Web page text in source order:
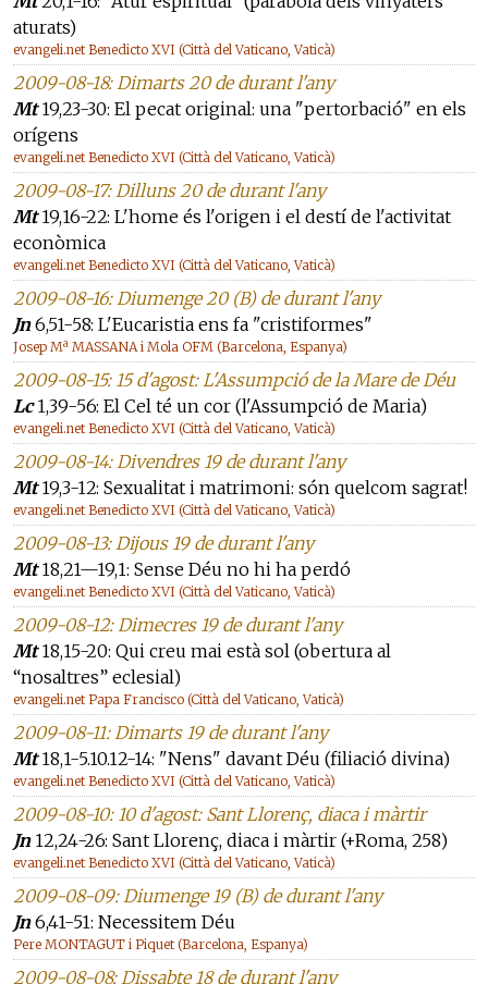
aturats)
evangeli.net Benedicto XVI (Città del Vaticano, Vaticà)
2009-08-18: Dimarts 20 de durant l'any
Mt19,23-30: El pecat original: una "pertorbació" en els
orígens
evangeli.net Benedicto XVI (Città del Vaticano, Vaticà)
2009-08-17: Dilluns 20 de durant l'any
Mt19,16-22: L'home és l'origen i el destí de l'activitat
econòmica
evangeli.net Benedicto XVI (Città del Vaticano, Vaticà)
2009-08-16: Diumenge 20 (B) de durant l'any
Jn6,51-58: L'Eucaristia ens fa "cristiformes"
Josep Mª MASSANA i Mola OFM (Barcelona, Espanya)
2009-08-15: 15 d'agost: L'Assumpció de la Mare de Déu
Lc1,39-56: El Cel té un cor (l'Assumpció de Maria)
evangeli.net Benedicto XVI (Città del Vaticano, Vaticà)
2009-08-14: Divendres 19 de durant l'any
Mt19,3-12: Sexualitat i matrimoni: són quelcom sagrat!
evangeli.net Benedicto XVI (Città del Vaticano, Vaticà)
2009-08-13: Dijous 19 de durant l'any
Mt18,21—19,1: Sense Déu no hi ha perdó
evangeli.net Benedicto XVI (Città del Vaticano, Vaticà)
2009-08-12: Dimecres 19 de durant l'any
Mt18,15-20: Qui creu mai està sol (obertura al
“nosaltres” eclesial)
evangeli.net Papa Francisco (Città del Vaticano, Vaticà)
2009-08-11: Dimarts 19 de durant l'any
Mt18,1-5.10.12-14: "Nens" davant Déu (filiació divina)
evangeli.net Benedicto XVI (Città del Vaticano, Vaticà)
2009-08-10: 10 d'agost: Sant Llorenç, diaca i màrtir
Jn12,24-26: Sant Llorenç, diaca i màrtir (+Roma, 258)
evangeli.net Benedicto XVI (Città del Vaticano, Vaticà)
2009-08-09: Diumenge 19 (B) de durant l'any
Jn6,41-51: Necessitem Déu
Pere MONTAGUT i Piquet (Barcelona, Espanya)
2009-08-08: Dissabte 18 de durant l'any